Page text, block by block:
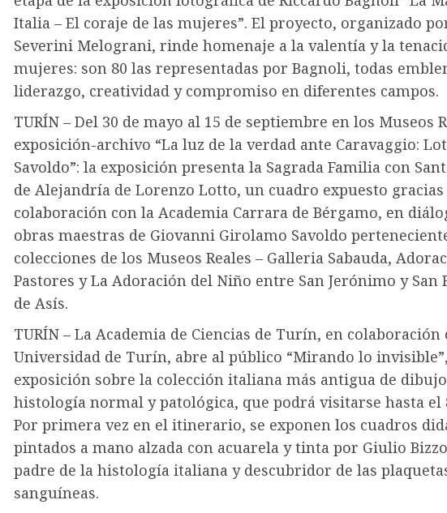
Italia – El coraje de las mujeres”. El proyecto, organizado
Severini Melograni, rinde homenaje a la valentía y la
mujeres: son 80 las representadas por Bagnoli, todas
liderazgo, creatividad y compromiso en diferentes campos.
TURÍN – Del 30 de mayo al 15 de septiembre en los Museos
exposición-archivo “La luz de la verdad ante Caravaggio:
Savoldo”: la exposición presenta la Sagrada Familia con
de Alejandría de Lorenzo Lotto, un cuadro expuesto gracias
colaboración con la Academia Carrara de Bérgamo, en
obras maestras de Giovanni Girolamo Savoldo
colecciones de los Museos Reales – Galleria Sabauda,
Pastores y La Adoración del Niño entre San Jerónimo y San
de Asís.
TURÍN – La Academia de Ciencias de Turín, en colaboración
Universidad de Turín, abre al público “Mirando lo
exposición sobre la colección italiana más antigua de
histología normal y patológica, que podrá visitarse hasta el
Por primera vez en el itinerario, se exponen los cuadros
pintados a mano alzada con acuarela y tinta por Giulio
padre de la histología italiana y descubridor de las
sanguíneas.